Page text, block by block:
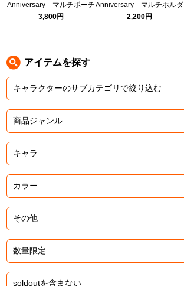
太鼓の達人
パックマン
ナムコクラシック
ガンダムシリーズ
ドラゴンボール
ラブライブ！
ラブライブ！サンシャイン‼
Anniversary マルチポーチ
3,800円
Anniversary マルチホルダ
ー
2,200円
アイテムを探す